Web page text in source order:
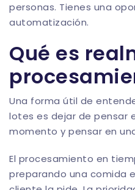
personas. Tienes una
automatización.
Qué es
Una forma útil de
lotes es dejar de pensar
momento y pensar en
El procesamiento en
preparando una comida